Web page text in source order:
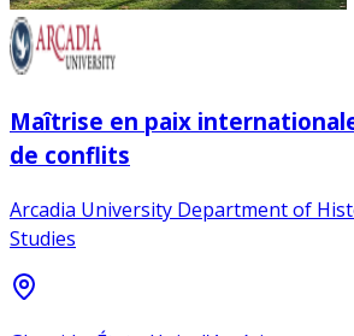
Maîtrise en paix
de conflits
Arcadia University Department of
Studies